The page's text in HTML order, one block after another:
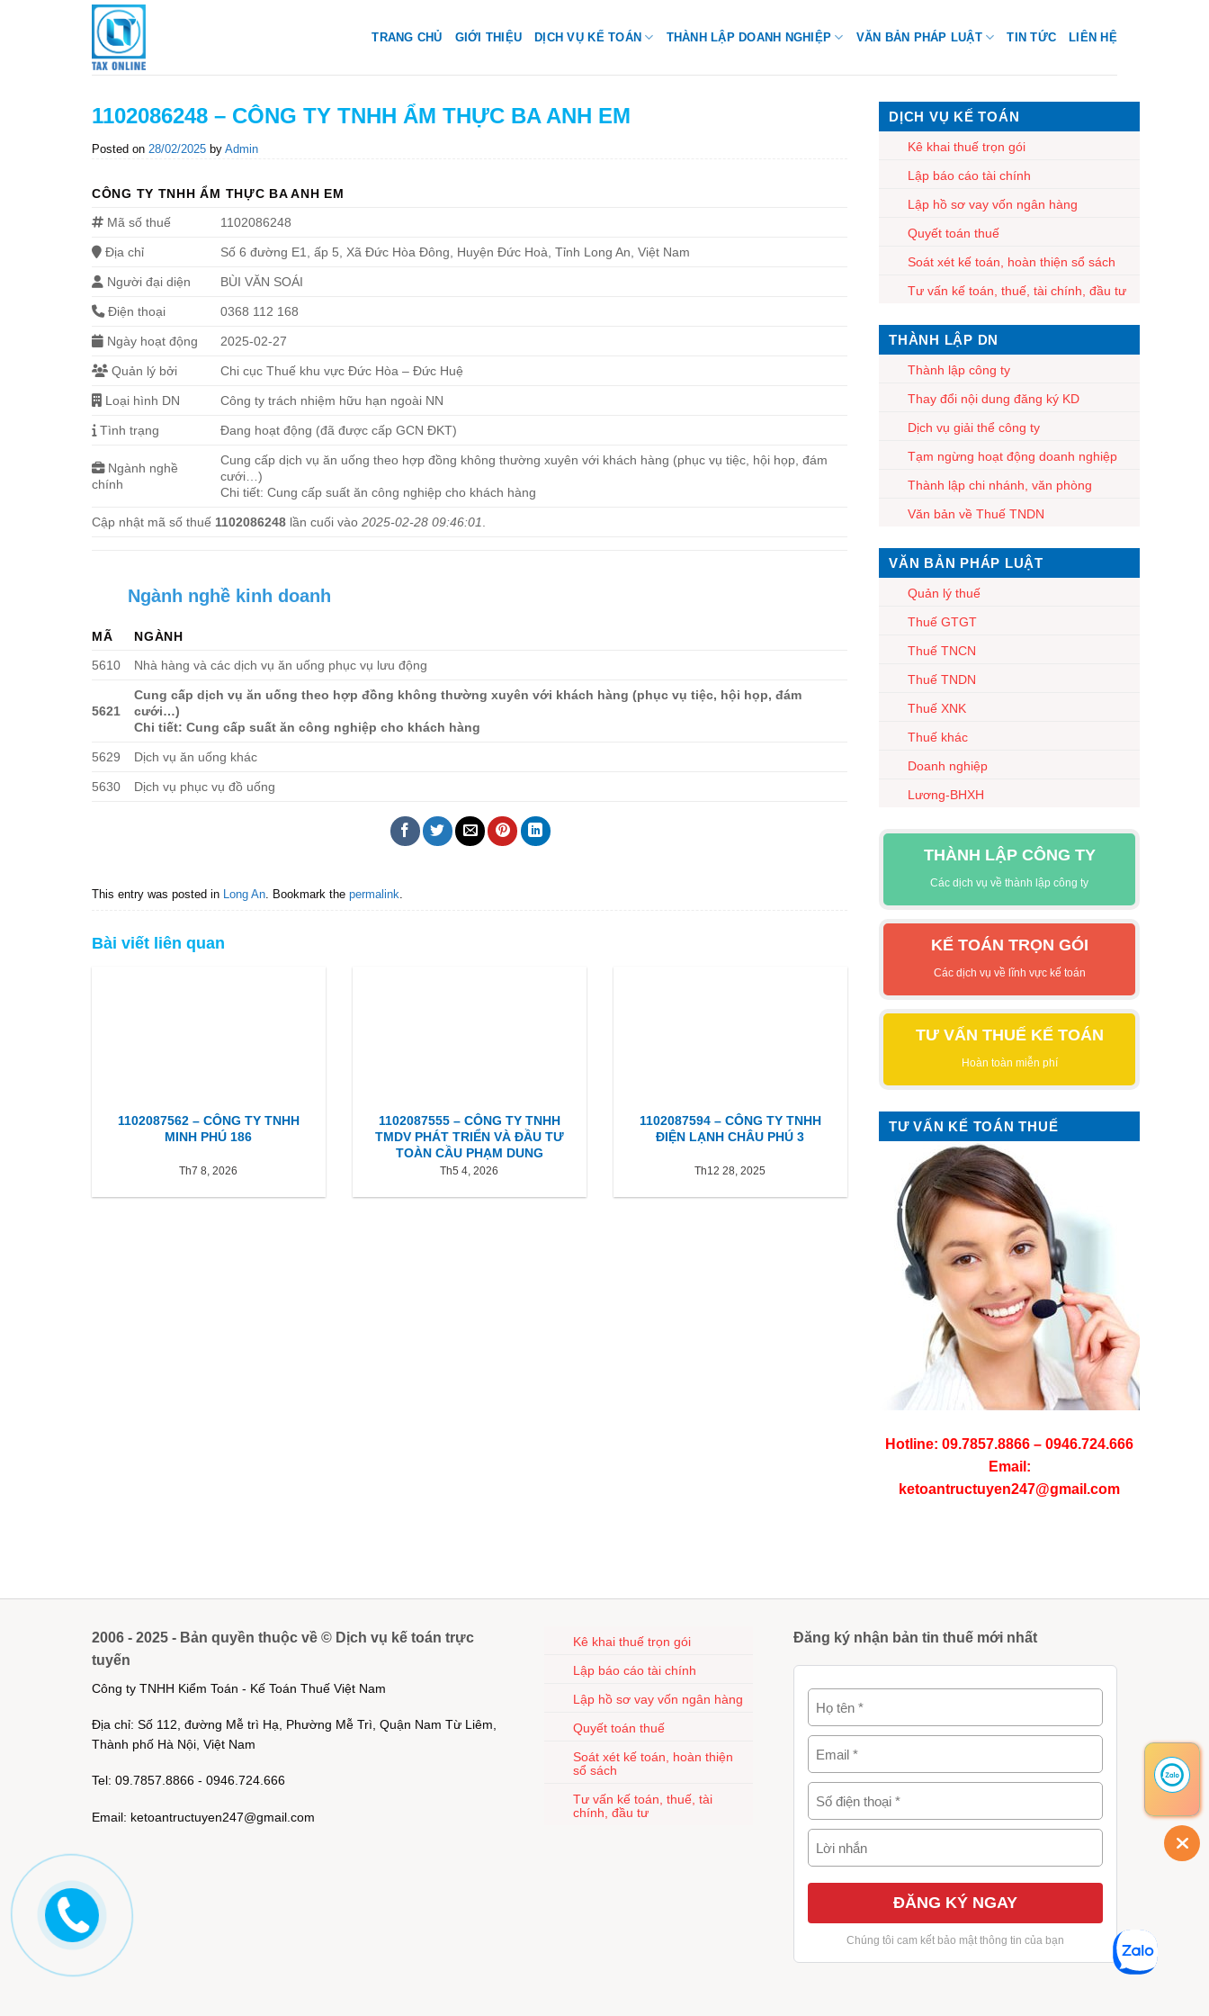
TRANG CHỦ GIỚI THIỆU DỊCH VỤ KẾ TOÁN THÀNH LẬP DOANH NGHIỆP VĂN BẢN PHÁP LUẬT TIN TỨC LIÊN HỆ
1102086248 – CÔNG TY TNHH ẨM THỰC BA ANH EM
Posted on 28/02/2025 by Admin
CÔNG TY TNHH ẨM THỰC BA ANH EM
Mã số thuế
1102086248
Địa chỉ Số 6 đường E1, ấp 5, Xã Đức Hòa Đông, Huyện Đức Hoà, Tỉnh Long An, Việt Nam
Người đại diện BÙI VĂN SOÁI
Điện thoại 0368 112 168
Ngày hoạt động 2025-02-27
Quản lý bởi Chi cục Thuế khu vực Đức Hòa – Đức Huệ
Loại hình DN Công ty trách nhiệm hữu hạn ngoài NN
Tình trạng Đang hoạt động (đã được cấp GCN ĐKT)
Ngành nghề
chính
Cung cấp dịch vụ ăn uống theo hợp đồng không thường xuyên với khách hàng (phục vụ tiệc, hội họp, đám
cưới…)
Chi tiết: Cung cấp suất ăn công nghiệp cho khách hàng
Cập nhật mã số thuế 1102086248 lần cuối vào 2025-02-28 09:46:01
Ngành nghề kinh doanh
MÃ
NGÀNH
5610
Nhà hàng và các dịch vụ ăn uống phục vụ lưu động
5621
Cung cấp dịch vụ ăn uống theo hợp đồng không thường xuyên với khách hàng (phục vụ tiệc, hội họp, đám
cưới…)
Chi tiết: Cung cấp suất ăn công nghiệp cho khách hàng
5629 Dịch vụ ăn uống khác
5630 Dịch vụ phục vụ đồ uống
This entry was posted in Long An . Bookmark the permalink
Bài viết liên quan
1102087562 – CÔNG TY TNHH
MINH PHÚ 186
Th7 8, 2026
1102087555 – CÔNG TY TNHH
TMDV PHÁT TRIỂN VÀ ĐẦU TƯ
TOÀN CẦU PHẠM DUNG
Th5 4, 2026
1102087594 – CÔNG TY TNHH
ĐIỆN LẠNH CHÂU PHÚ 3
Th12 28, 2025
DỊCH VỤ KẾ TOÁN
Kê khai thuế trọn gói
Lập báo cáo tài chính
Lập hồ sơ vay vốn ngân hàng
Quyết toán thuế
Soát xét kế toán, hoàn thiện sổ sách
Tư vấn kế toán, thuế, tài chính, đầu tư
THÀNH LẬP DN
Thành lập công ty
Thay đổi nội dung đăng ký KD
Dịch vụ giải thể công ty
Tạm ngừng hoạt động doanh nghiệp
Thành lập chi nhánh, văn phòng
Văn bản về Thuế TNDN
VĂN BẢN PHÁP LUẬT
Quản lý thuế
Thuế GTGT
Thuế TNCN
Thuế TNDN
Thuế XNK
Thuế khác
Doanh nghiệp
Lương-BHXH
THÀNH LẬP CÔNG TY
Các dịch vụ về thành lập công ty
KẾ TOÁN TRỌN GÓI
Các dịch vụ về lĩnh vực kế toán
TƯ VẤN THUẾ KẾ TOÁN
Hoàn toàn miễn phí
TƯ VẤN KẾ TOÁN THUẾ
Hotline: 09.7857.8866 – 0946.724.666
Email:
ketoantructuyen247@gmail.com
2006 - 2025 - Bản quyền thuộc về © Dịch vụ kế toán trực
tuyến
Công ty TNHH Kiểm Toán - Kế Toán Thuế Việt Nam
Địa chỉ: Số 112, đường Mễ trì Hạ, Phường Mễ Trì, Quận Nam Từ Liêm,
Thành phố Hà Nội, Việt Nam
Tel: 09.7857.8866 - 0946.724.666
Email: ketoantructuyen247@gmail.com
Kê khai thuế trọn gói
Lập báo cáo tài chính
Lập hồ sơ vay vốn ngân hàng
Quyết toán thuế
Soát xét kế toán, hoàn thiện
sổ sách
Tư vấn kế toán, thuế, tài
chính, đầu tư
Đăng ký nhận bản tin thuế mới nhất